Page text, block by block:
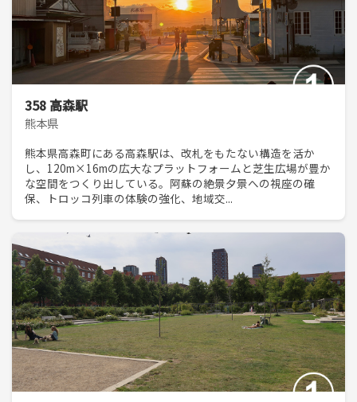
358 高森駅
熊本県
熊本県高森町にある高森駅は、改札をもたない構造を活か
し、120m×16mの広大なプラットフォームと芝生広場が豊か
な空間をつくり出している。阿蘇の絶景夕景への視座の確
保、トロッコ列車の体験の強化、地域交...